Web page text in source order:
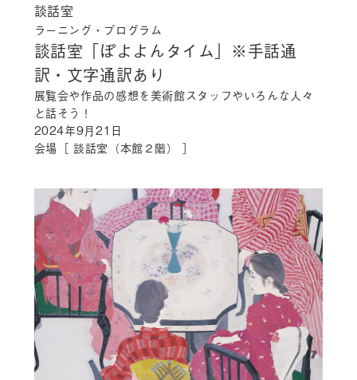
談話室
ラーニング・プログラム
談話室「ぽよよんタイム」 ※手話通
訳・文字通訳あり
展覧会や作品の感想を美術館スタッフやいろんな人々
と話そう！
2024年9月21日
会場［ 談話室（本館２階） ］